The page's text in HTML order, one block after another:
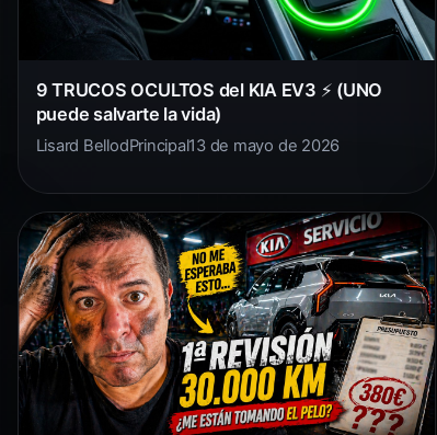
9 TRUCOS OCULTOS del KIA EV3 ⚡ (UNO
puede salvarte la vida)
Lisard BellodPrincipal13 de mayo de 2026